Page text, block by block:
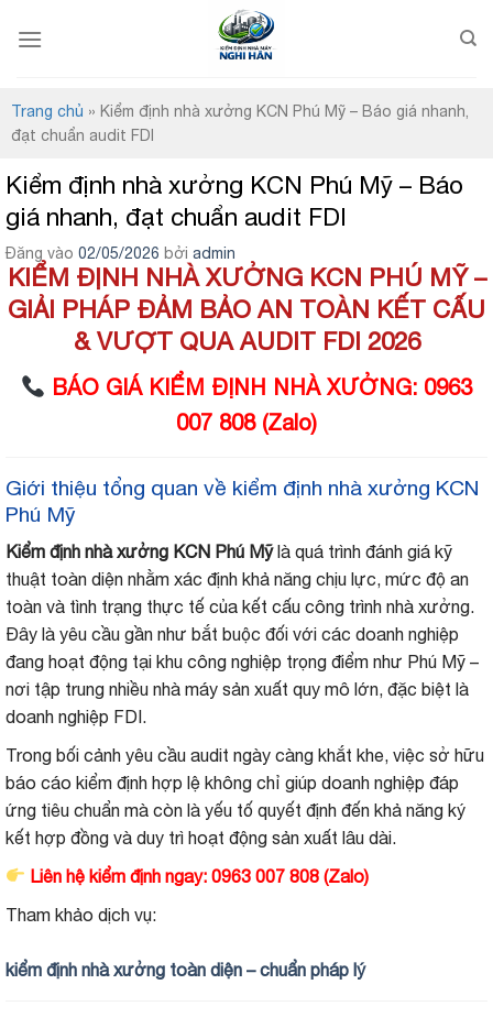
qua
Trang chủ » Kiểm định nhà xưởng KCN Phú Mỹ – Báo giá nhanh,
đạt chuẩn audit FDI
Kiểm định nhà xưởng KCN Phú Mỹ – Báo
giá nhanh, đạt chuẩn audit FDI
Đăng vào 02/05/2026 bởi admin
KIỂM ĐỊNH NHÀ XƯỞNG KCN PHÚ MỸ –
GIẢI PHÁP ĐẢM BẢO AN TOÀN KẾT CẤU
& VƯỢT QUA AUDIT FDI 2026
BÁO GIÁ KIỂM ĐỊNH NHÀ XƯỞNG: 0963
007 808 (Zalo)
Giới thiệu tổng quan về kiểm định nhà xưởng KCN
Phú Mỹ
Kiểm định nhà xưởng KCN Phú Mỹlà quá trình đánh giá kỹ
thuật toàn diện nhằm xác định khả năng chịu lực, mức độ an
toàn và tình trạng thực tế của kết cấu công trình nhà xưởng.
Đây là yêu cầu gần như bắt buộc đối với các doanh nghiệp
đang hoạt động tại khu công nghiệp trọng điểm như Phú Mỹ –
nơi tập trung nhiều nhà máy sản xuất quy mô lớn, đặc biệt là
doanh nghiệp FDI.
Trong bối cảnh yêu cầu audit ngày càng khắt khe, việc sở hữu
báo cáo kiểm định hợp lệ không chỉ giúp doanh nghiệp đáp
ứng tiêu chuẩn mà còn là yếu tố quyết định đến khả năng ký
kết hợp đồng và duy trì hoạt động sản xuất lâu dài.
Liên hệ kiểm định ngay: 0963 007 808 (Zalo)
Tham khảo dịch vụ:
kiểm định nhà xưởng toàn diện – chuẩn pháp lý